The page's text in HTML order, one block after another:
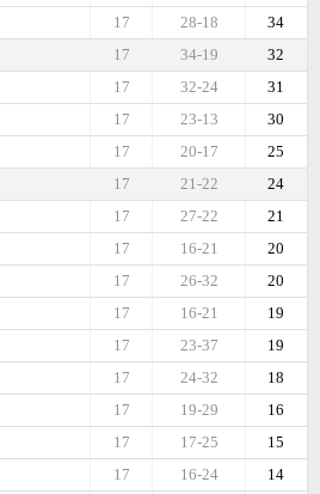
34
28-18
17
32
34-19
17
31
32-24
17
30
23-13
17
25
20-17
17
24
21-22
17
21
27-22
17
20
16-21
17
20
26-32
17
19
16-21
17
19
23-37
17
18
24-32
17
16
19-29
17
15
17-25
17
14
16-24
17